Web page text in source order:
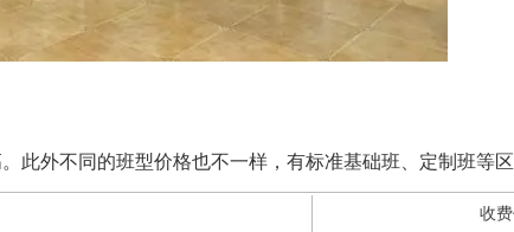
此外不同的班型价格也不一样，有标准基础班、定制班等
收